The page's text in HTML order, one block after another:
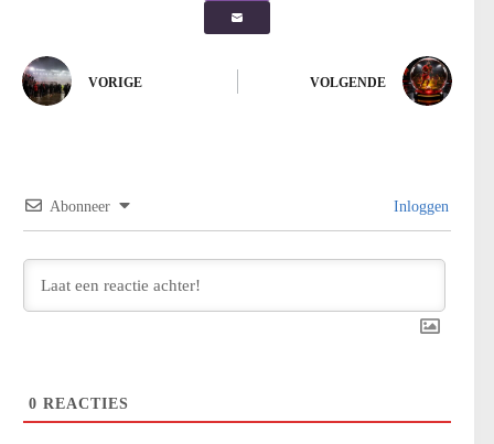
VORIGE VOLGENDE
Abonneer Inloggen
0 REACTIES